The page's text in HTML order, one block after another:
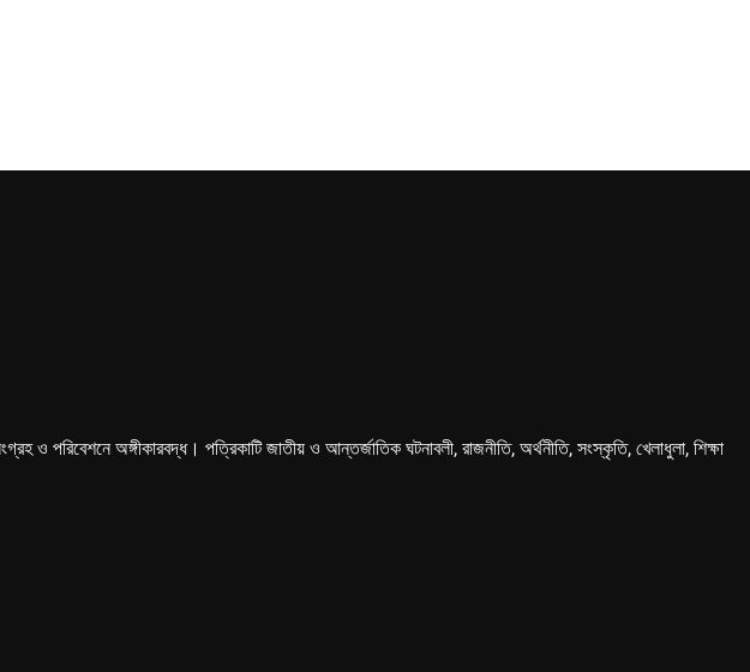
ও পরিবেশনে অঙ্গীকারবদ্ধ। পত্রিকাটি জাতীয় ও আন্তর্জাতিক ঘটনাবলী, রাজনীতি, অর্থনীতি, সংস্কৃতি, খেলাধুলা, শিক্ষা